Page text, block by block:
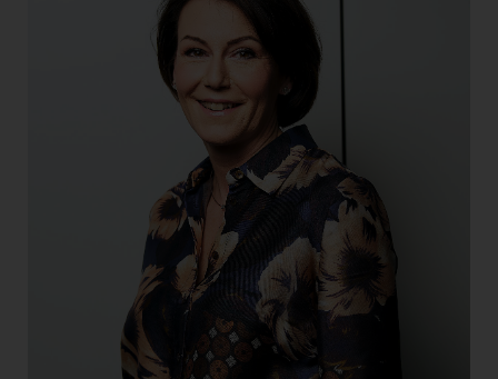
HIG Infomotion Group
IFE Austria GmbH